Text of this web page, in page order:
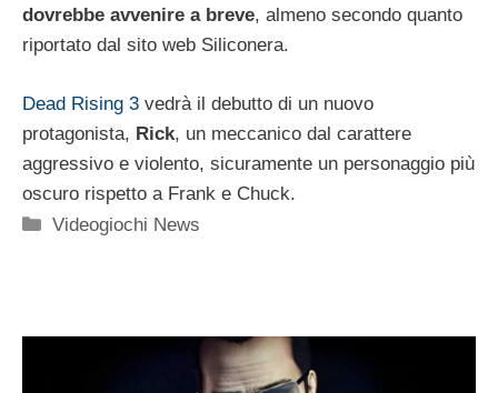
dovrebbe avvenire a breve, almeno secondo quanto
riportato dal sito web Siliconera.
Dead Rising 3 vedrà il debutto di un nuovo
protagonista, Rick, un meccanico dal carattere
aggressivo e violento, sicuramente un personaggio più
oscuro rispetto a Frank e Chuck.
Categorie
Videogiochi News